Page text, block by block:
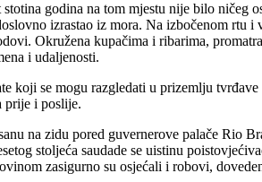
godina na tom mjestu nije bilo
izrastao iz mora. Na izbočenom
Okružena kupačima i ribarima,
i udaljenosti.
koji se mogu razgledati u prizemlju
prije i poslije.
na zidu pored guvernerove palače Rio
stoljeća saudade se uistinu
zasigurno su osjećali i robovi,